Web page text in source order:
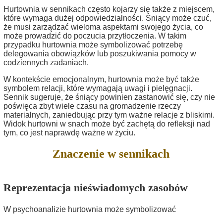
Hurtownia w sennikach często kojarzy się także z miejscem,
które wymaga dużej odpowiedzialności. Śniący może czuć,
że musi zarządzać wieloma aspektami swojego życia, co
może prowadzić do poczucia przytłoczenia. W takim
przypadku hurtownia może symbolizować potrzebę
delegowania obowiązków lub poszukiwania pomocy w
codziennych zadaniach.
W kontekście emocjonalnym, hurtownia może być także
symbolem relacji, które wymagają uwagi i pielęgnacji.
Sennik sugeruje, że śniący powinien zastanowić się, czy nie
poświęca zbyt wiele czasu na gromadzenie rzeczy
materialnych, zaniedbując przy tym ważne relacje z bliskimi.
Widok hurtowni w snach może być zachętą do refleksji nad
tym, co jest naprawdę ważne w życiu.
Znaczenie w sennikach
Reprezentacja nieświadomych zasobów
W psychoanalizie hurtownia może symbolizować